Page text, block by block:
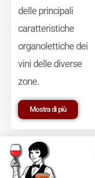
delle principali
caratteristiche
organolettiche dei
vini delle diverse
zone.
Mostra di più